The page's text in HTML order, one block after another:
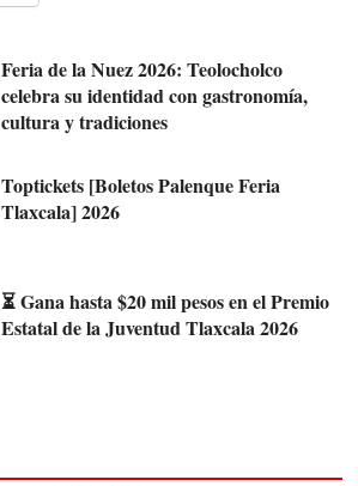
Feria de la Nuez 2026: Teolocholco
celebra su identidad con gastronomía,
cultura y tradiciones
Toptickets [Boletos Palenque Feria
Tlaxcala] 2026
⏳ Gana hasta $20 mil pesos en el Premio
Estatal de la Juventud Tlaxcala 2026